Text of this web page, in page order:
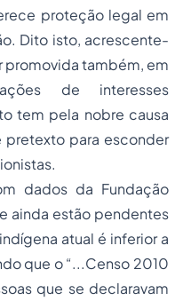
proteção legal em
Dito isto, acrescente-
promovida também, em
de interesses
tem pela nobre causa
pretexto para esconder
dados da Fundação
ainda estão pendentes
atual é inferior a
que o “...Censo 2010
que se declaravam